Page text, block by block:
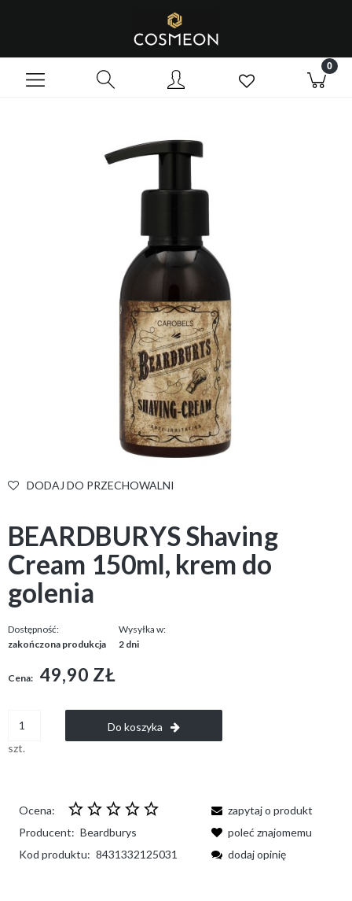
DODAJ DO PRZECHOWALNI
BEARDBURYS Shaving
Cream 150ml, krem do
golenia
Dostępność:
zakończona produkcja
Wysyłka w:
2 dni
Cena: 49,90 ZŁ
szt.
Do koszyka
Ocena:
Producent: Beardburys
Kod produktu: 8431332125031
zapytaj o produkt
poleć znajomemu
dodaj opinię